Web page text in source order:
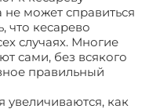
может справиться
что кесарево
случаях. Многие
сами, без всякого
правильный
как